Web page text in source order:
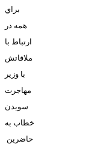
براي
همه در
ارتباط با
ملاقاتش
با وزير
مهاجرت
سويدن
خطاب به
حاضرين